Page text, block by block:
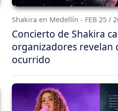
Shakira en Medellín - FEB 25 /
Concierto de Shakira
organizadores revelan
ocurrido